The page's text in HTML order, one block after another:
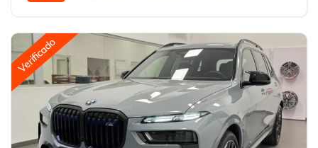
Verificado